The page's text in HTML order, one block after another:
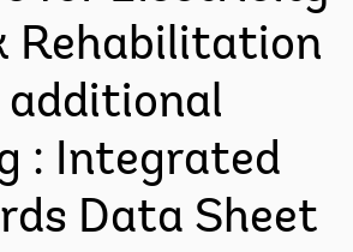
Rehabilitation
additional
: Integrated
Data Sheet